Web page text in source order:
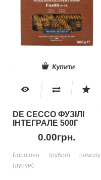
Купити
DE CECCO ФУЗІЛІ
ІНТЕГРАЛЕ 500Г
0.00грн.
Борошно грубого помолу
(дурум)..